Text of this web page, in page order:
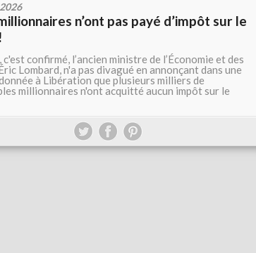
n’ont pas payé d’impôt sur le
confirmé, l’ancien ministre de l’Économie et des
Lombard, n'a pas divagué en annonçant dans une
à Libération que plusieurs milliers de
millionnaires n'ont acquitté aucun impôt sur le